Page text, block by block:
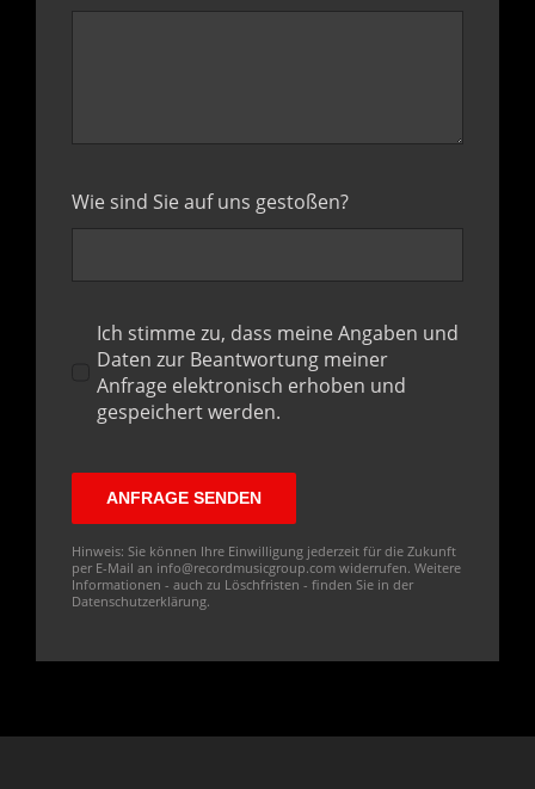
Wie sind Sie auf uns gestoßen?
Ich stimme zu, dass meine Angaben und
Daten zur Beantwortung meiner
Anfrage elektronisch erhoben und
gespeichert werden.
ANFRAGE SENDEN
Hinweis: Sie können Ihre Einwilligung jederzeit für die Zukunft
per E-Mail an info@recordmusicgroup.comwiderrufen. Weitere
Informationen - auch zu Löschfristen - finden Sie in der
Datenschutzerklärung.